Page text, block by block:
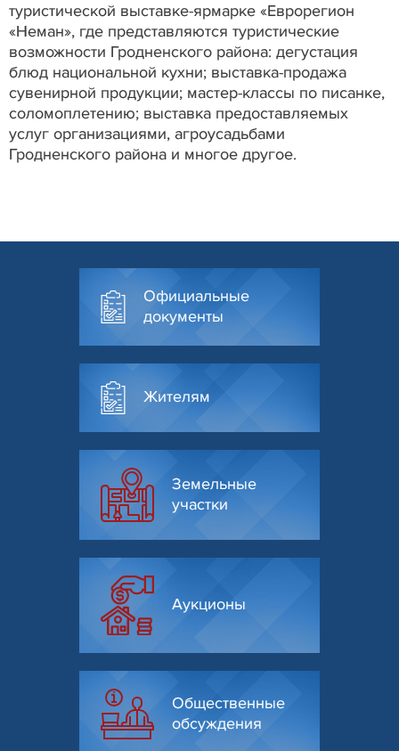
туристической выставке-ярмарке «Еврорегион
«Неман», где представляются туристические
возможности Гродненского района: дегустация
блюд национальной кухни; выставка-продажа
сувенирной продукции; мастер-классы по писанке,
соломоплетению; выставка предоставляемых
услуг организациями, агроусадьбами
Гродненского района и многое другое.
Официальные
документы
Жителям
Земельные
участки
Аукционы
Общественные
обсуждения